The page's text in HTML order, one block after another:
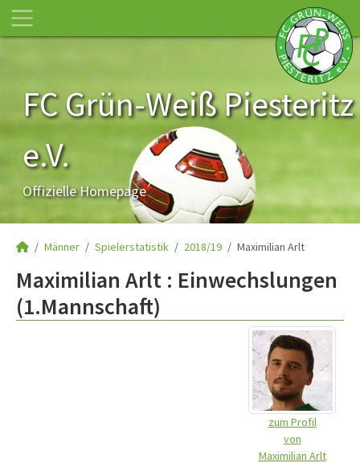
FC Grün-Weiß Piesteritz
e.V.
Offizielle Homepage
Männer Spielerstatistik 2018/19 Maximilian Arlt
Maximilian Arlt : Einwechslungen
(1.Mannschaft)
zum Profil
von
Maximilian Arlt